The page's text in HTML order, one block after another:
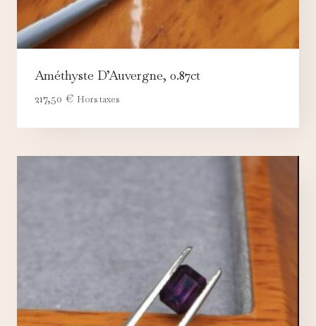
Améthyste D’Auvergne, 0.87ct
217,50 € Hors taxes